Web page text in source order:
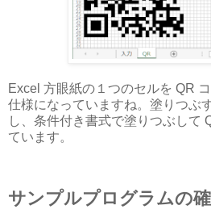
Excel 方眼紙の１つのセルを QR
仕様になっていますね。塗りつぶ
し、条件付き書式で塗りつぶして
ています。
サンプルプログラムの